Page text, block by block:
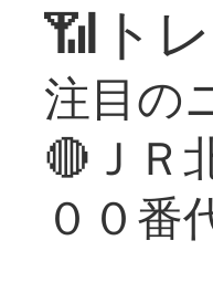
📶ト
注目の
🔴ＪＲ
００番